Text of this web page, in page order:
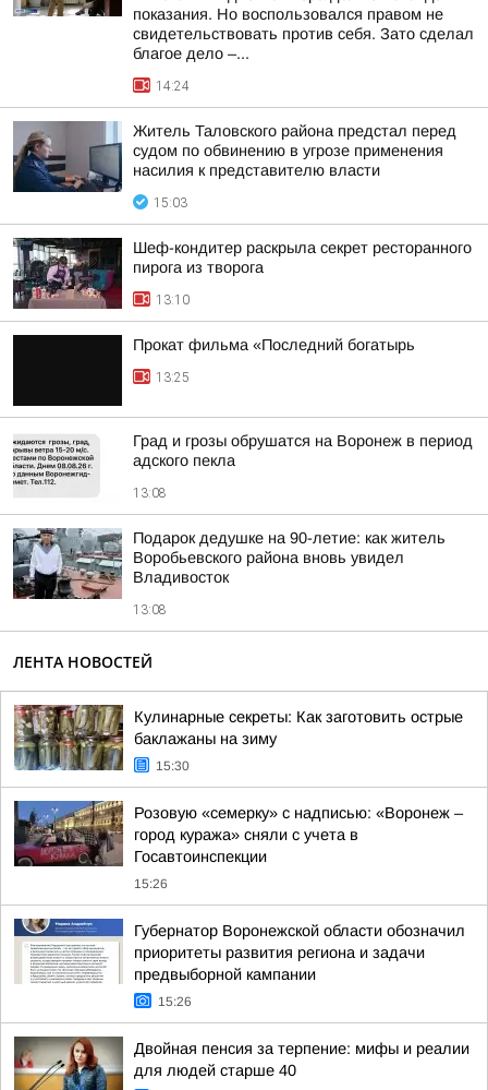
показания. Но воспользовался правом не
свидетельствовать против себя. Зато сделал
благое дело –...
14:24
Житель Таловского района предстал перед
судом по обвинению в угрозе применения
насилия к представителю власти
15:03
Шеф-кондитер раскрыла секрет ресторанного
пирога из творога
13:10
Прокат фильма «Последний богатырь
13:25
Град и грозы обрушатся на Воронеж в период
адского пекла
13:08
Подарок дедушке на 90-летие: как житель
Воробьевского района вновь увидел
Владивосток
13:08
ЛЕНТА НОВОСТЕЙ
Кулинарные секреты: Как заготовить острые
баклажаны на зиму
15:30
Розовую «семерку» с надписью: «Воронеж –
город куража» сняли с учета в
Госавтоинспекции
15:26
Губернатор Воронежской области обозначил
приоритеты развития региона и задачи
предвыборной кампании
15:26
Двойная пенсия за терпение: мифы и реалии
для людей старше 40